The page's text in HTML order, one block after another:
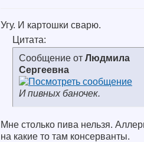
Угу. И картошки сварю.
Цитата:
Сообщение от Людмила
Сергеевна
И пивных баночек.
Мне столько пива нельзя.
на какие то там консерванты.